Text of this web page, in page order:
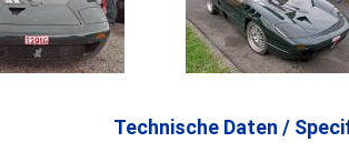
Technische Daten /